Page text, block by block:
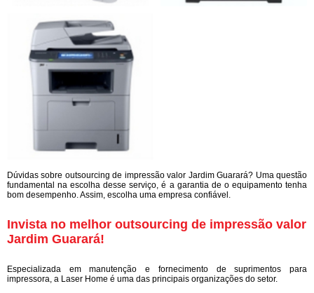
Dúvidas sobre outsourcing de impressão valor Jardim Guarará? Uma questão
fundamental na escolha desse serviço, é a garantia de o equipamento tenha
bom desempenho. Assim, escolha uma empresa confiável.
Invista no melhor outsourcing de impressão valor
Jardim Guarará!
Especializada em manutenção e fornecimento de suprimentos para
impressora, a Laser Home é uma das principais organizações do setor.